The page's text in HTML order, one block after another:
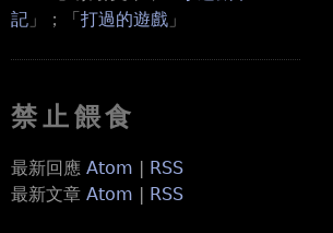
記 」；「打過的遊戲 」
禁止餵食
最新回應 Atom | RSS
最新文章 Atom | RSS